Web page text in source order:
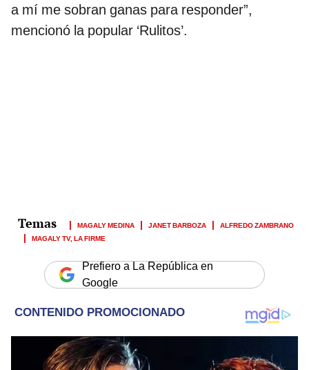
a mí me sobran ganas para responder”,
mencionó la popular ‘Rulitos’.
MAGALY MEDINA JANET BARBOZA
ALFREDO ZAMBRANO
MAGALY TV, LA FIRME
Prefiero a La República en
Google